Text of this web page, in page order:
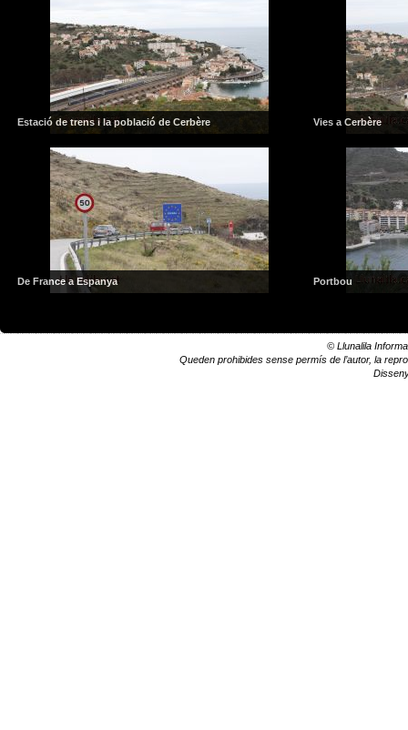
Estació de trens i la població de Cerbère Vies a Cerbère
De France a Espanya Portbou
© Llunalila
Queden prohibides sense permís de l’autor, la